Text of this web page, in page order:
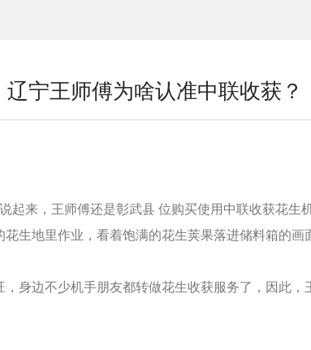
宁王师傅为啥认准中联收获？
起来，王师傅还是彰武县 位购买使用中联收获花生
生地里作业，看着饱满的花生荚果落进储料箱的画
身边不少机手朋友都转做花生收获服务了，因此，